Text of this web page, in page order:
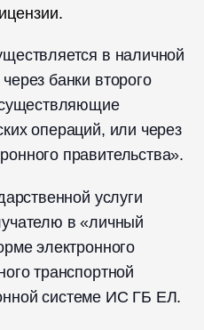
в наличной
банки второго
операций, или через
правительства».
услуги
в «личный
электронного
транспортной
системе ИС ГБ ЕЛ.